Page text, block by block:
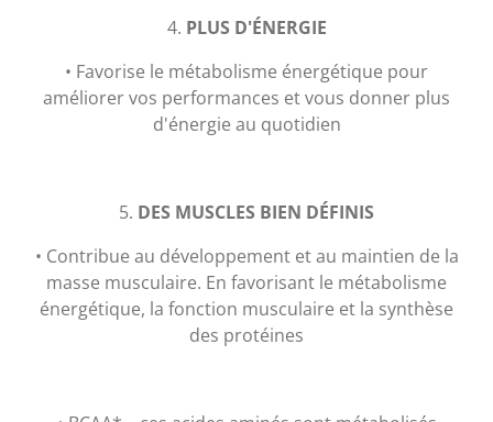
4. PLUS D'ÉNERGIE
• Favorise le métabolisme énergétique pour
améliorer vos performances et vous donner plus
d'énergie au quotidien
5. DES MUSCLES BIEN DÉFINIS
• Contribue au développement et au maintien de la
masse musculaire. En favorisant le métabolisme
énergétique, la fonction musculaire et la synthèse
des protéines